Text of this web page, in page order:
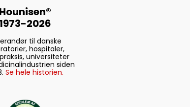
Hounisen®
1973-2026
til danske
hospitaler,
universiteter
siden
Se hele historien.